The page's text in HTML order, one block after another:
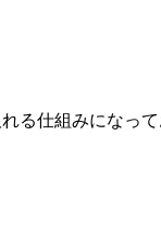
る仕組みになっ